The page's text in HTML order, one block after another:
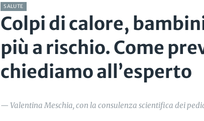
SALUTE
Colpi di calore,
più a rischio. Come
chiediamo all’esperto
— Valentina Meschia, con la consulenza scientifica dei